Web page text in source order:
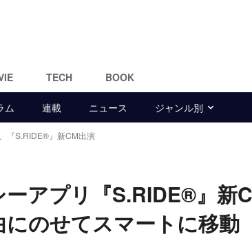
TECH BOOK
ム 連載 ニュース ジャンル別
『S.RIDE®』新CM出演
ーアプリ『S.RIDE®』
のせてスマートに移動